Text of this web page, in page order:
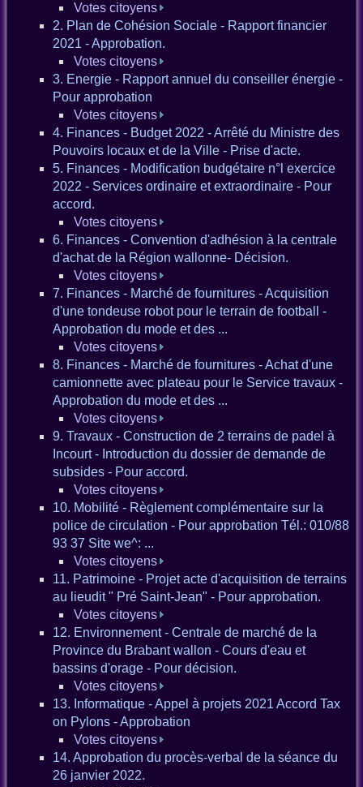
Votes citoyens
2. Plan de Cohésion Sociale - Rapport financier
2021 - Approbation.
Votes citoyens
3. Energie - Rapport annuel du conseiller énergie -
Pour approbation
Votes citoyens
4. Finances - Budget 2022 - Arrêté du Ministre des
Pouvoirs locaux et de la Ville - Prise d'acte.
5. Finances - Modification budgétaire n°l exercice
2022 - Services ordinaire et extraordinaire - Pour
accord.
Votes citoyens
6. Finances - Convention d'adhésion à la centrale
d'achat de la Région wallonne- Décision.
Votes citoyens
7. Finances - Marché de fournitures - Acquisition
d'une tondeuse robot pour le terrain de football -
Approbation du mode et des ...
Votes citoyens
8. Finances - Marché de fournitures - Achat d'une
camionnette avec plateau pour le Service travaux -
Approbation du mode et des ...
Votes citoyens
9. Travaux - Construction de 2 terrains de padel à
Incourt - Introduction du dossier de demande de
subsides - Pour accord.
Votes citoyens
10. Mobilité - Règlement complémentaire sur la
police de circulation - Pour approbation Tél.: 010/88
93 37 Site we^: ...
Votes citoyens
11. Patrimoine - Projet acte d'acquisition de terrains
au lieudit " Pré Saint-Jean" - Pour approbation.
Votes citoyens
12. Environnement - Centrale de marché de la
Province du Brabant wallon - Cours d'eau et
bassins d'orage - Pour décision.
Votes citoyens
13. Informatique - Appel à projets 2021 Accord Tax
on Pylons - Approbation
Votes citoyens
14. Approbation du procès-verbal de la séance du
26 janvier 2022.